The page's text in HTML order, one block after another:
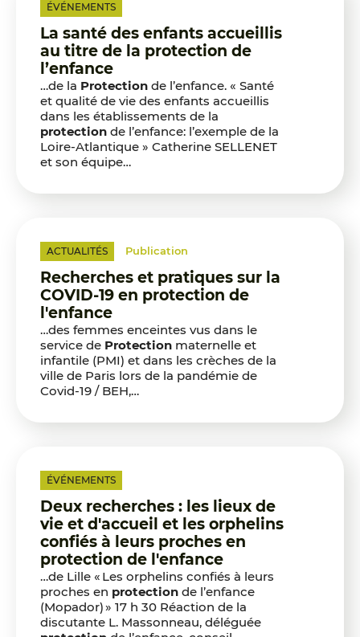
ÉVÉNEMENTS
La santé des enfants accueillis
au titre de la protection de
l’enfance
…de la Protection de l’enfance. « Santé
et qualité de vie des enfants accueillis
dans les établissements de la
protection de l’enfance: l’exemple de la
Loire-Atlantique » Catherine SELLENET
et son équipe…
ACTUALITÉS Publication
Recherches et pratiques sur la
COVID-19 en protection de
l'enfance
…des femmes enceintes vus dans le
service de Protection maternelle et
infantile (PMI) et dans les crèches de la
ville de Paris lors de la pandémie de
Covid-19 / BEH,…
ÉVÉNEMENTS
Deux recherches : les lieux de
vie et d'accueil et les orphelins
confiés à leurs proches en
protection de l'enfance
…de Lille « Les orphelins confiés à leurs
proches en protection de l’enfance
(Mopador) » 17 h 30 Réaction de la
discutante L. Massonneau, déléguée